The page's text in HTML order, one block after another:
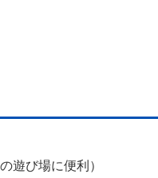
遊び場に便利）